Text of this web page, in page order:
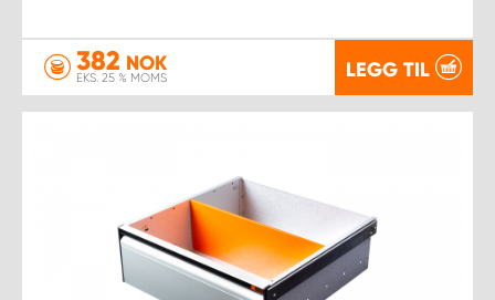
382 NOK
EKS. 25 % MOMS LEGG TIL